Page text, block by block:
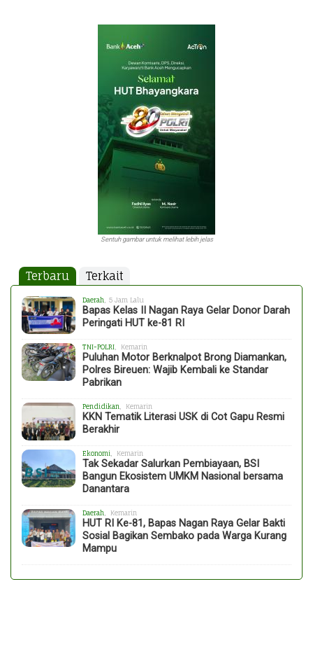
Sentuh gambar untuk melihat lebih jelas
Terbaru Terkait
Daerah , 5 Jam Lalu
Bapas Kelas II Nagan Raya Gelar Donor Darah
Peringati HUT ke-81 RI
TNI-POLRI , Kemarin
Puluhan Motor Berknalpot Brong Diamankan,
Polres Bireuen: Wajib Kembali ke Standar
Pabrikan
Pendidikan , Kemarin
KKN Tematik Literasi USK di Cot Gapu Resmi
Berakhir
Ekonomi , Kemarin
Tak Sekadar Salurkan Pembiayaan, BSI
Bangun Ekosistem UMKM Nasional bersama
Danantara
Daerah , Kemarin
HUT RI Ke-81, Bapas Nagan Raya Gelar Bakti
Sosial Bagikan Sembako pada Warga Kurang
Mampu